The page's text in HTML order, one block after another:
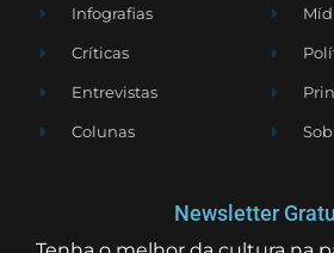
Infografias
Críticas
Entrevistas
Colunas
Newsletter